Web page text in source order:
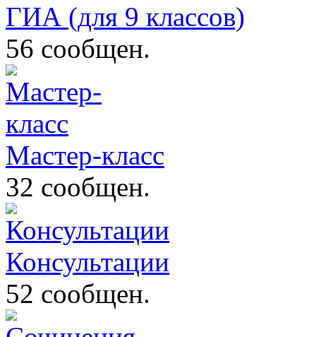
ГИА (для 9 классов)
56 сообщен.
Мастер-класс
32 сообщен.
Консультации
52 сообщен.